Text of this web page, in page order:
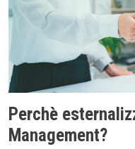
Perchè
Management?